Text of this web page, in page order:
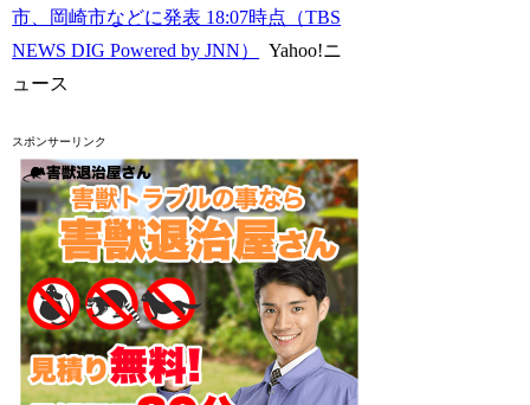
市、岡崎市などに発表 18:07時点（TBS
NEWS DIG Powered by JNN）
Yahoo!ニ
ュース
スポンサーリンク